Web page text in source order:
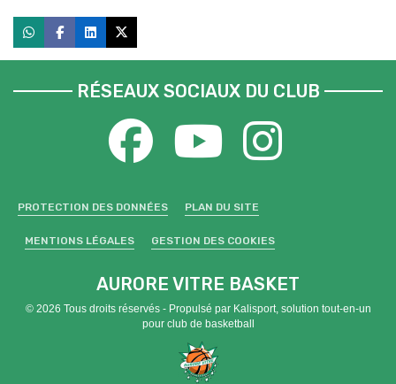
RÉSEAUX SOCIAUX DU CLUB
PROTECTION DES DONNÉES PLAN DU SITE
MENTIONS LÉGALES GESTION DES COOKIES
AURORE VITRE BASKET
© 2026 Tous droits réservés - Propulsé par Kalisport, solution tout-en-un
pour club de basketball